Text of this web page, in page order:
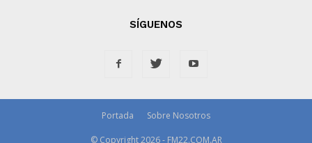
SÍGUENOS
Portada Sobre Nosotros
© Copyright 2026 - FM22.COM.AR